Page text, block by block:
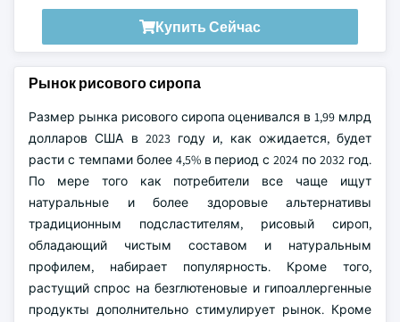
Купить Сейчас
Рынок рисового сиропа
Размер рынка рисового сиропа оценивался в 1,99 млрд
долларов США в 2023 году и, как ожидается, будет
расти с темпами более 4,5% в период с 2024 по 2032 год.
По мере того как потребители все чаще ищут
натуральные и более здоровые альтернативы
традиционным подсластителям, рисовый сироп,
обладающий чистым составом и натуральным
профилем, набирает популярность. Кроме того,
растущий спрос на безглютеновые и гипоаллергенные
продукты дополнительно стимулирует рынок. Кроме